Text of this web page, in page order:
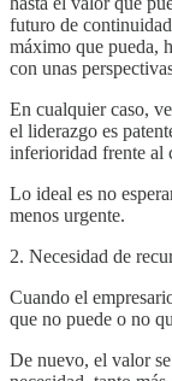
futuro de
máximo que pueda,
con unas
En cualquier caso,
el liderazgo es
inferioridad frente al
Lo ideal es no
menos urgente.
2. Necesidad de
Cuando el
que no puede o no
De nuevo, el valor